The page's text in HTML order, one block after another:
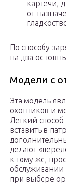
картечи,
от
По способу
на два
Модели с
Эта модель
охотников и
Легкий способ
вставить в
делают
к тому же,
обслуживании
при выборе